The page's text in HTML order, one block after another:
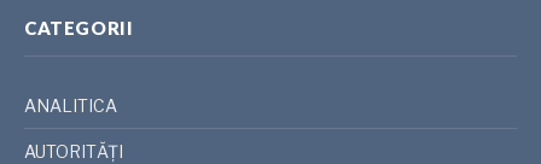
CATEGORII
ANALITICA
AUTORITĂȚI